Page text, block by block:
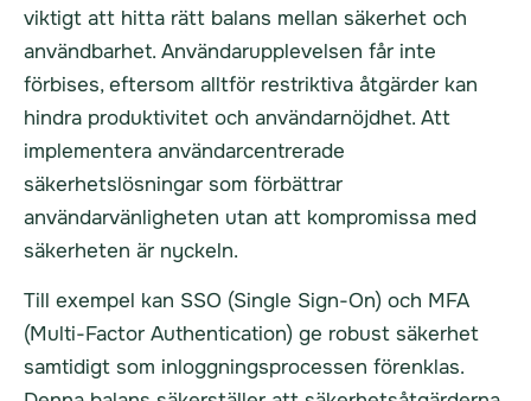
viktigt att hitta rätt balans mellan säkerhet och
användbarhet. Användarupplevelsen får inte
förbises, eftersom alltför restriktiva åtgärder kan
hindra produktivitet och användarnöjdhet. Att
implementera användarcentrerade
säkerhetslösningar som förbättrar
användarvänligheten utan att kompromissa med
säkerheten är nyckeln.
Till exempel kan SSO (Single Sign-On) och MFA
(Multi-Factor Authentication) ge robust säkerhet
samtidigt som inloggningsprocessen förenklas.